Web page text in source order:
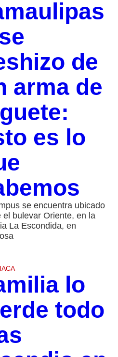
de
arma de
es lo
se encuentra ubicado
el bulevar Oriente, en la
La Escondida, en
lo
todo